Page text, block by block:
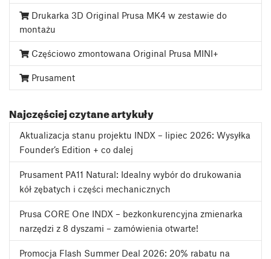
Drukarka 3D Original Prusa MK4 w zestawie do
montażu
Częściowo zmontowana Original Prusa MINI+
Prusament
Najczęściej czytane artykuły
Aktualizacja stanu projektu INDX – lipiec 2026: Wysyłka
Founder’s Edition + co dalej
Prusament PA11 Natural: Idealny wybór do drukowania
kół zębatych i części mechanicznych
Prusa CORE One INDX – bezkonkurencyjna zmienarka
narzędzi z 8 dyszami – zamówienia otwarte!
Promocja Flash Summer Deal 2026: 20% rabatu na